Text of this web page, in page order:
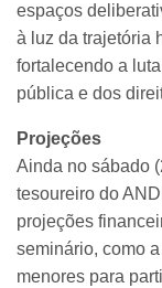
espaços
à luz da trajetória
fortalecendo a
pública e dos
Projeções
Ainda no sábado
tesoureiro do
projeções
seminário, como
menores para